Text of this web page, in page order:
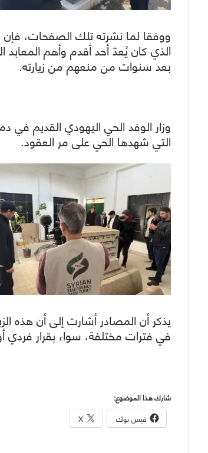
ووفقا لما نشرته تلك الصفحات،
الذي كان يُعدّ أحد أقدم وأهم
بعد سنوات من منعهم من زيارته.
وزار الوفد الحي اليهودي القديم
التي شهدها الحي على مر العقود.
يذكر أن المصادر أشارت إلى أن هذه
في فترات مختلفة، سواء بقرار
شارك هذا الموضوع:
فيس بوك X